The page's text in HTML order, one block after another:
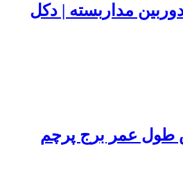
مداربسته | دکل
طول عمر برج پرچم